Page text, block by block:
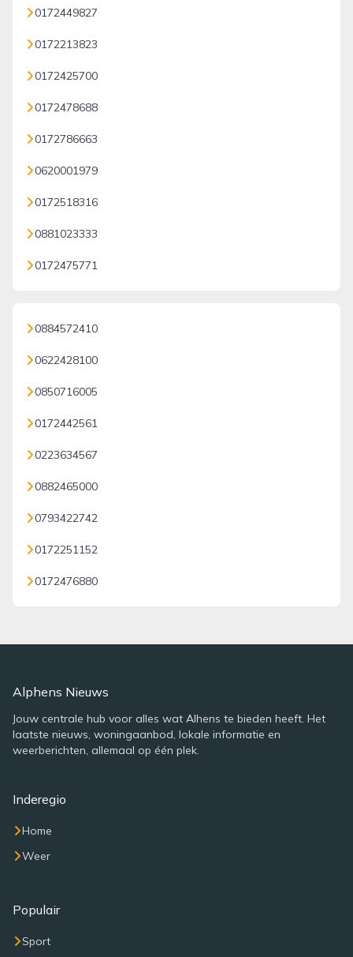
0172449827
0172213823
0172425700
0172478688
0172786663
0620001979
0172518316
0881023333
0172475771
0884572410
0622428100
0850716005
0172442561
0223634567
0882465000
0793422742
0172251152
0172476880
Alphens Nieuws
Jouw centrale hub voor alles wat Alhens te bieden heeft. Het
laatste nieuws, woningaanbod, lokale informatie en
weerberichten, allemaal op één plek.
Inderegio
Home
Weer
Populair
Sport